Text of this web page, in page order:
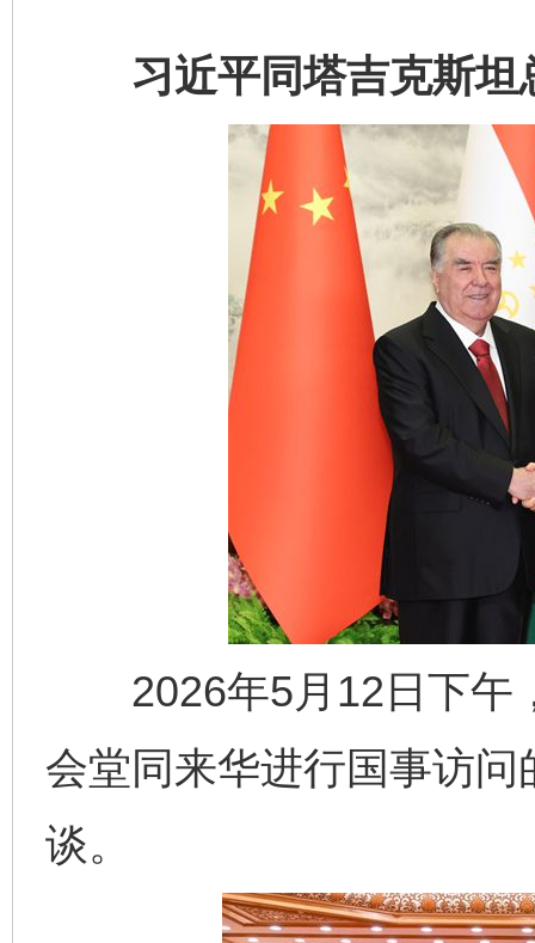
习近平同塔吉克斯坦
2026年5月12日下午
会堂同来华进行国事访
谈。